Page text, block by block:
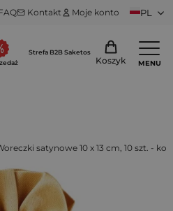
Kontakt Moje konto PL
Strefa B2B Saketos
Koszyk MENU
satynowe 10 x 13 cm, 10 szt. -